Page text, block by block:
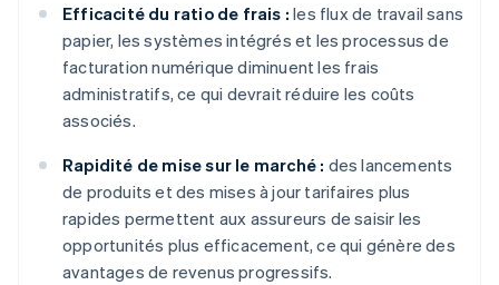
Efficacité du ratio de frais : les flux de travail sans
papier, les systèmes intégrés et les processus de
facturation numérique diminuent les frais
administratifs, ce qui devrait réduire les coûts
associés.
Rapidité de mise sur le marché : des lancements
de produits et des mises à jour tarifaires plus
rapides permettent aux assureurs de saisir les
opportunités plus efficacement, ce qui génère des
avantages de revenus progressifs.